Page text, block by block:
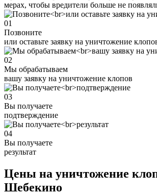
мерах, чтобы вредители больше не
01
Позвоните
или оставьте заявку на уничтожение
02
Мы обрабатываем
вашу заявку на уничтожение клопов
03
Вы получаете
подтверждение
04
Вы получаете
результат
Цены на уничтожение
Шебекино